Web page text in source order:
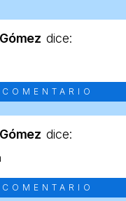
dice:
dice: